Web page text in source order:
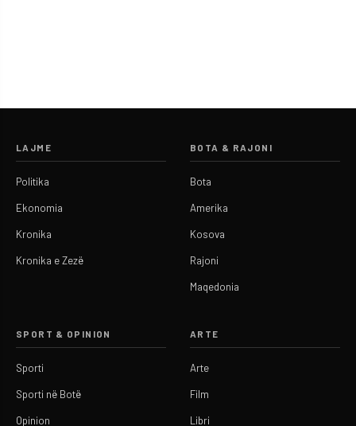
LAJME
Politika
Ekonomia
Kronika
Kronika e Zezë
BOTA & RAJONI
Bota
Amerika
Kosova
Rajoni
Maqedonia
SPORT & OPINION
Sporti
Sporti në Botë
Opinion
ARTE
Arte
Film
Libri